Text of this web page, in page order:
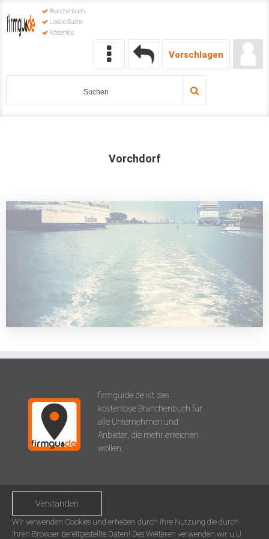
Verstanden
Wir verwenden Cookies und erheben durch Ihre Nutzung die durch
Ihren Browser bereitgestellte Daten! Des Weiteren verwenden wir u.U.
Branchenbuch
Lokale Suche
Kostenlos
Vorschlagen
Vorchdorf
firmguide.de ist das
kostenlose Branchenbuch für
alle Unternehmen und
Anbieter, die mehr erreichen
wollen.
Impressum
AGB